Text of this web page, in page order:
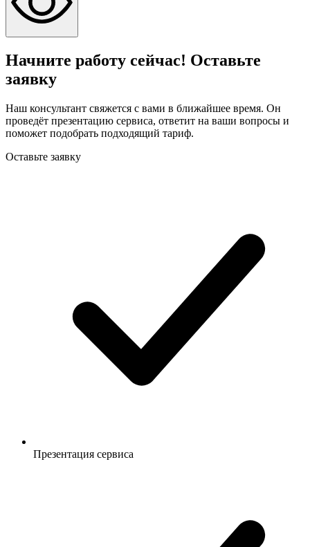
Начните работу сейчас! Оставьте
заявку
Наш консультант свяжется с вами в ближайшее время. Он
проведёт презентацию сервиса, ответит на ваши вопросы и
поможет подобрать подходящий тариф.
Оставьте заявку
Презентация сервиса